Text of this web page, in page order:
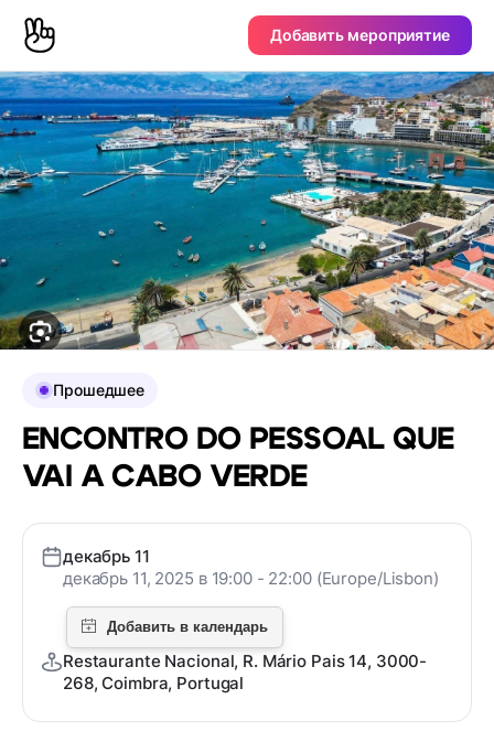
Добавить мероприятие
Прошедшее
ENCONTRO DO PESSOAL QUE
VAI A CABO VERDE
декабрь 11
декабрь 11, 2025 в 19:00 - 22:00 (Europe/Lisbon)
Restaurante Nacional, R. Mário Pais 14, 3000-
268, Coimbra, Portugal